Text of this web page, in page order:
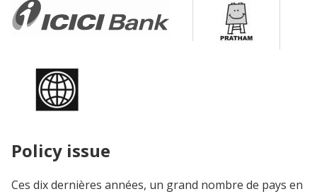
Policy issue
Ces dix dernières années, un grand nombre de pays en